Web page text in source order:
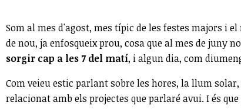
Som al mes d'agost, mes típic de les festes majors i
de nou, ja enfosqueix prou, cosa que al mes de juny
sorgir cap a les 7 del matí, i algun dia, com
Com veieu estic parlant sobre les hores, la llum
relacionat amb els projectes que parlaré avui. I és